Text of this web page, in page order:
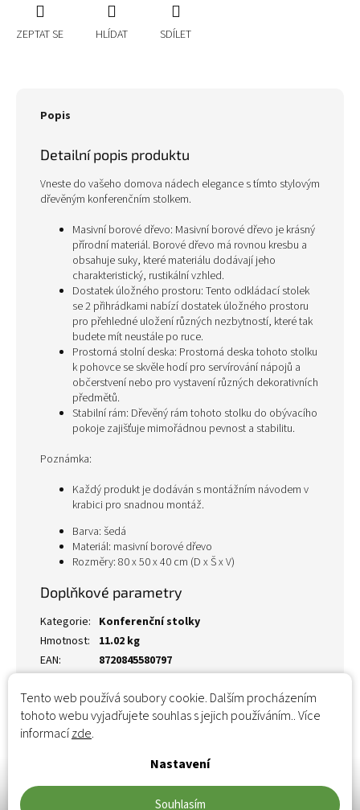
Tento web používá soubory cookie. Dalším procházením
tohoto webu vyjadřujete souhlas s jejich používáním.. Více
informacízde.
Nastavení
Souhlasím
ZEPTAT SE HLÍDAT SDÍLET
Popis
Detailní popis produktu
Vneste do vašeho domova nádech elegance s tímto stylovým
dřevěným konferenčním stolkem.
Masivní borové dřevo: Masivní borové dřevo je krásný
přírodní materiál. Borové dřevo má rovnou kresbu a
obsahuje suky, které materiálu dodávají jeho
charakteristický, rustikální vzhled.
Dostatek úložného prostoru: Tento odkládací stolek
se 2 přihrádkami nabízí dostatek úložného prostoru
pro přehledné uložení různých nezbytností, které tak
budete mít neustále po ruce.
Prostorná stolní deska: Prostorná deska tohoto stolku
k pohovce se skvěle hodí pro servírování nápojů a
občerstvení nebo pro vystavení různých dekorativních
předmětů.
Stabilní rám: Dřevěný rám tohoto stolku do obývacího
pokoje zajišťuje mimořádnou pevnost a stabilitu.
Poznámka:
Každý produkt je dodáván s montážním návodem v
krabici pro snadnou montáž.
Barva: šedá
Materiál: masivní borové dřevo
Rozměry: 80 x 50 x 40 cm (D x Š x V)
Doplňkové parametry
Kategorie: Konferenční stolky
Hmotnost:
11.02 kg
EAN: 8720845580797